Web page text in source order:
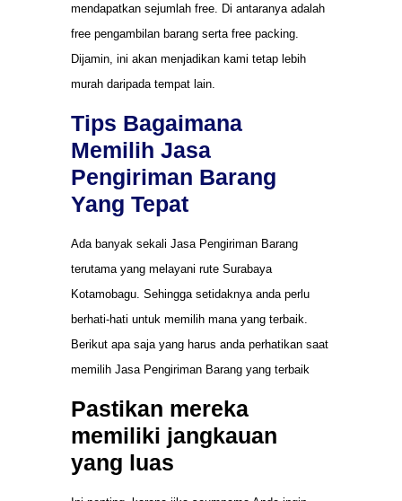
mendapatkan sejumlah free. Di antaranya adalah
free pengambilan barang serta free packing.
Dijamin, ini akan menjadikan kami tetap lebih
murah daripada tempat lain.
Tips Bagaimana
Memilih Jasa
Pengiriman Barang
Yang Tepat
Ada banyak sekali Jasa Pengiriman Barang
terutama yang melayani rute Surabaya
Kotamobagu. Sehingga setidaknya anda perlu
berhati-hati untuk memilih mana yang terbaik.
Berikut apa saja yang harus anda perhatikan saat
memilih Jasa Pengiriman Barang yang terbaik
Pastikan mereka
memiliki jangkauan
yang luas